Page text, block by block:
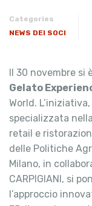
Categories
NEWS DEI SOCI
Il 30 novembre si
Gelato
World.
specializzata
retail e
delle Politiche
Milano, in
CARPIGIANI, si
l’approccio